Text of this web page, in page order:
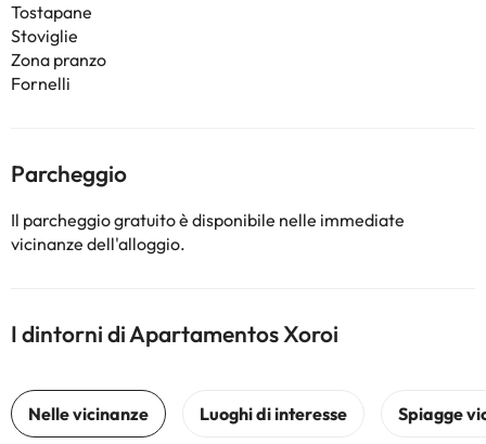
Tostapane
Stoviglie
Zona pranzo
Fornelli
Parcheggio
Il parcheggio gratuito è disponibile nelle immediate
vicinanze dell'alloggio.
I dintorni di Apartamentos Xoroi